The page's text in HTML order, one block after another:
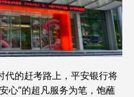
代的赶考路上，平安银行将
心”的超凡服务为笔，饱蘸